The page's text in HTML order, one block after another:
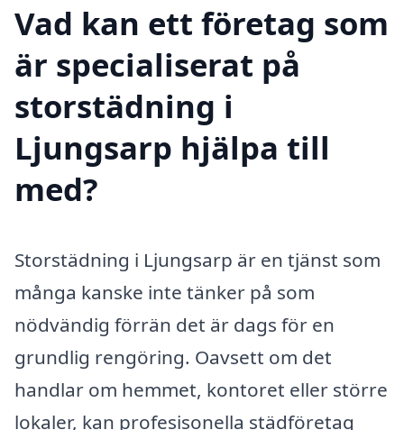
Vad kan ett företag som
är specialiserat på
storstädning i
Ljungsarp hjälpa till
med?
Storstädning i Ljungsarp är en tjänst som
många kanske inte tänker på som
nödvändig förrän det är dags för en
grundlig rengöring. Oavsett om det
handlar om hemmet, kontoret eller större
lokaler, kan profesisonella städföretag